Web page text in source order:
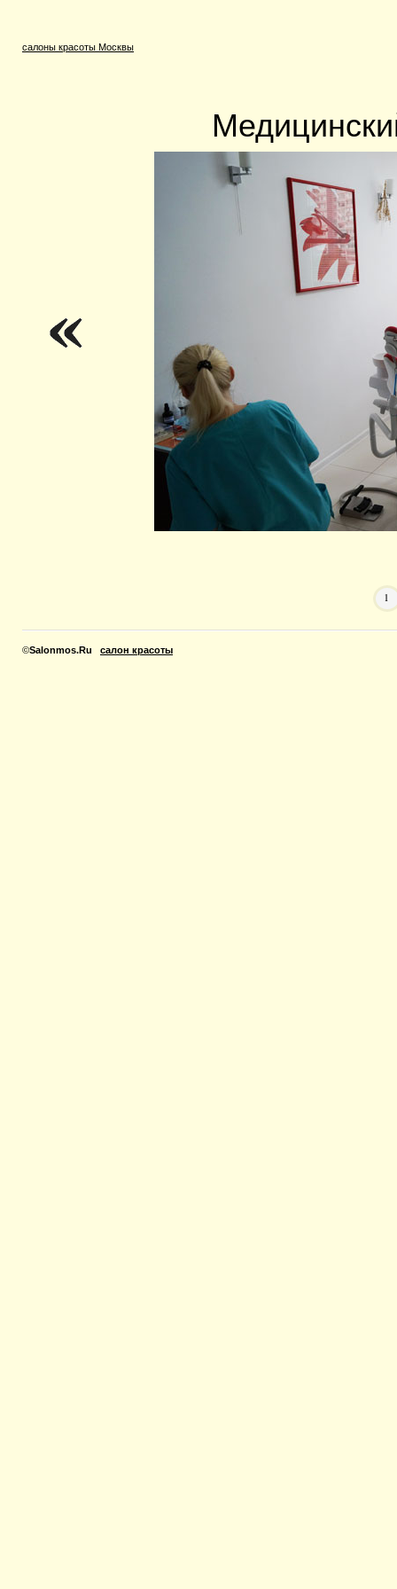
салоны красоты Москвы
1
©Salonmos.Ru салон красоты